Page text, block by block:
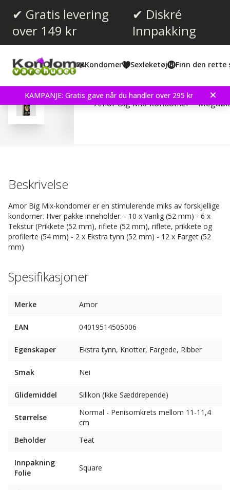
✔ Gratis levering
over 149 kr
✔ Diskré
Innpakking
Kondomer Sexleketøj Finn den rette
KAMPANJE: Gratis gave når du handler over 295 kr
Omtaler (1)
Amor Big Mix 30 stk
Amor Big Mix-kondomer –
Beskrivelse
Amor Big Mix-kondomer er en stimulerende miks av forskjellige
kondomer. Hver pakke inneholder: - 10 x Vanlig (52 mm) - 6 x
Tekstur (Prikkete (52 mm), riflete (52 mm), riflete, prikkete og
profilerte (54 mm) - 2 x Ekstra tynn (52 mm) - 12 x Farget (52
mm)
Spesifikasjoner
Merke Amor
EAN 04019514505006
Egenskaper Ekstra tynn, Knotter, Fargede, Ribber
Smak Nei
Glidemiddel Silikon (Ikke Sæddrepende)
Størrelse
Normal - Penisomkrets mellom 11-11,4
cm
Beholder
Teat
Innpakning
Folie
Square